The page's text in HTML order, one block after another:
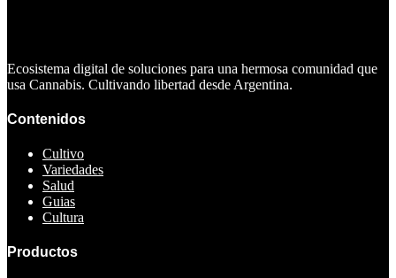
Ecosistema digital de soluciones para una hermosa comunidad que
usa Cannabis. Cultivando libertad desde Argentina.
Contenidos
Cultivo
Variedades
Salud
Guias
Cultura
Productos